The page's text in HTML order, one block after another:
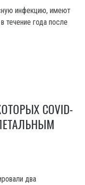
инфекцию, имеют
течение года после
COVID-
два